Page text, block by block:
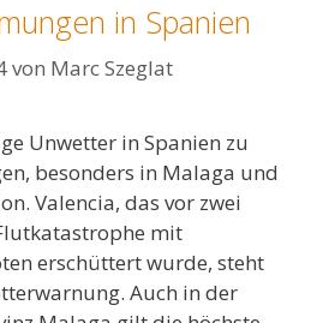
in Spanien
von Marc Szeglat
Unwetter in Spanien zu
besonders in Malaga und
Valencia, das vor zwei
mit
erschüttert wurde, steht
Auch in der